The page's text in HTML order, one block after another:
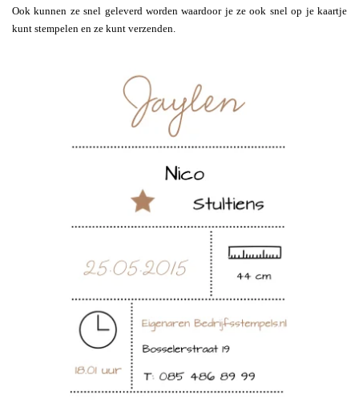
Ook kunnen ze snel geleverd worden waardoor je ze ook snel op je kaartje
kunt stempelen en ze kunt verzenden.